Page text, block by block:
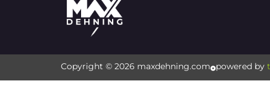
Copyright © 2026 maxdehning.com powered by